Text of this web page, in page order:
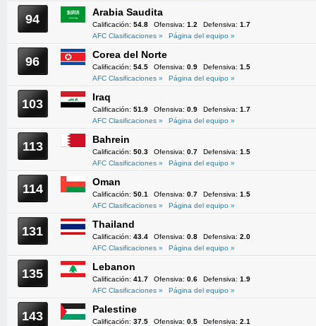
94 Arabia Saudita
Calificación: 54.8 Ofensiva: 1.2 Defensiva: 1.7
AFC Clasificaciones »
Página del equipo »
96 Corea del Norte
Calificación: 54.5 Ofensiva: 0.9 Defensiva: 1.5
AFC Clasificaciones »
Página del equipo »
103 Iraq
Calificación: 51.9 Ofensiva: 0.9 Defensiva: 1.7
AFC Clasificaciones »
Página del equipo »
113 Bahrein
Calificación: 50.3 Ofensiva: 0.7 Defensiva: 1.5
AFC Clasificaciones »
Página del equipo »
114 Oman
Calificación: 50.1 Ofensiva: 0.7 Defensiva: 1.5
AFC Clasificaciones »
Página del equipo »
131 Thailand
Calificación: 43.4 Ofensiva: 0.8 Defensiva: 2.0
AFC Clasificaciones »
Página del equipo »
135 Lebanon
Calificación: 41.7 Ofensiva: 0.6 Defensiva: 1.9
AFC Clasificaciones »
Página del equipo »
143 Palestine
Calificación: 37.5 Ofensiva: 0.5 Defensiva: 2.1